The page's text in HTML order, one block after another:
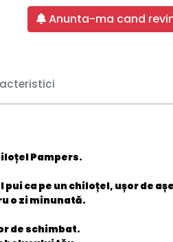
Anunta-ma cand
Pampers.
ca pe un chiloțel, ușor de
o zi minunată.
de schimbat.